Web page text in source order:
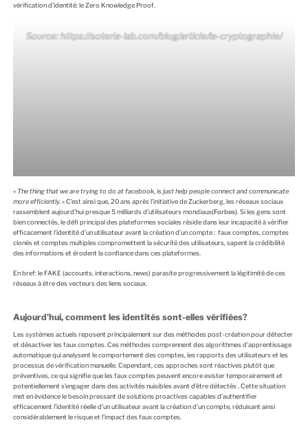
vérification d’identité: le Zero Knowledge Proof.
Source:https://soteria-lab.com/blog/article/la-cryptographie/
« The thing that we are trying to do at facebook, is just help people connect and communicate
more efficiently. »C’est ainsi que, 20 ans après l’initiative de Zuckerberg, les réseaux sociaux
rassemblent aujourd’hui presque 5 milliards d’utilisateurs mondiaux(Forbes) . Si les gens sont
bien connectés, le défi principal des plateformes sociales réside dans leur incapacité à vérifier
efficacement l’identité d’un utilisateur avant la création d’un compte : faux comptes, comptes
clonés et comptes multiples compromettent la sécurité des utilisateurs, sapent la crédibilité
des informations et érodent la confiance dans ces plateformes.
En bref: le FAKE (accounts, interactions, news) parasite progressivement la légitimité de ces
réseaux à être des vecteurs des liens sociaux.
Aujourd’hui, comment les identités sont-elles vérifiées?
Les systèmes actuels reposent principalement sur des méthodes post-création pour détecter
et désactiver les faux comptes. Ces méthodes comprennent des algorithmes d’apprentissage
automatique qui analysent le comportement des comptes, les rapports des utilisateurs et les
processus de vérification manuelle. Cependant, ces approches sont réactives plutôt que
préventives, ce qui signifie que les faux comptes peuvent encore exister temporairement et
potentiellement s’engager dans des activités nuisibles avant d’être détectés . Cette situation
met en évidence le besoin pressant de solutions proactives capables d’authentifier
efficacement l’identité réelle d’un utilisateur avant la création d’un compte, réduisant ainsi
considérablement le risque et l’impact des faux comptes.